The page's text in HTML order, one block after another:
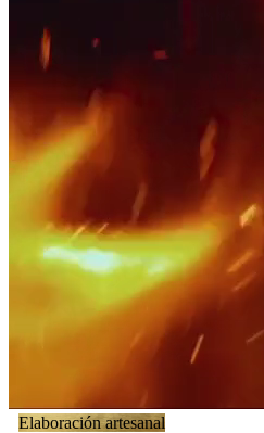
Elaboración artesanal